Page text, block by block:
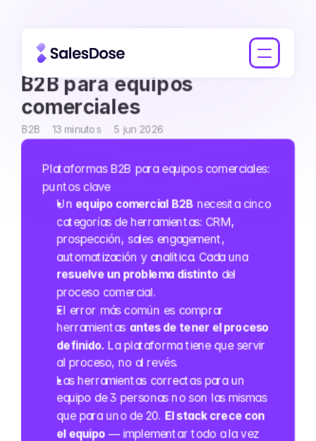
Las mejores plataformas
B2B para equipos
comerciales
B2B 13 minutos 5 jun 2026
Plataformas B2B para equipos comerciales:
puntos clave
Un equipo comercial B2B necesita cinco
categorías de herramientas: CRM,
prospección, sales engagement,
automatización y analítica. Cada una
resuelve un problema distinto del
proceso comercial.
El error más común es comprar
herramientas antes de tener el proceso
definido. La plataforma tiene que servir
al proceso, no al revés.
Las herramientas correctas para un
equipo de 3 personas no son las mismas
que para uno de 20. El stack crece con
el equipo — implementar todo a la vez